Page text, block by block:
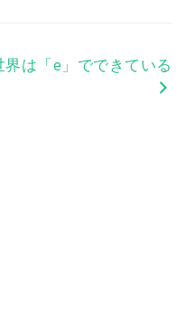
界は「e」でできている